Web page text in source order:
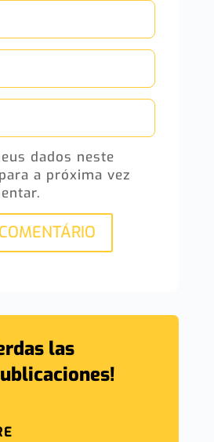
dados neste
a próxima vez
las